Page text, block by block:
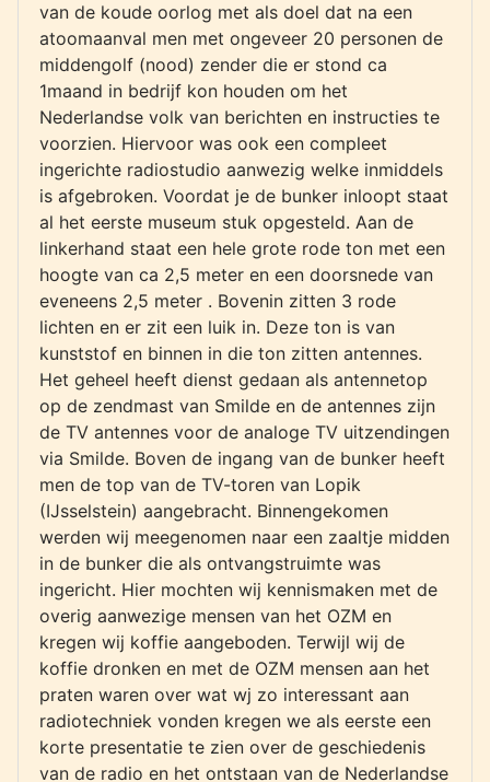
van de koude oorlog met als doel dat na een
atoomaanval men met ongeveer 20 personen de
middengolf (nood) zender die er stond ca
1maand in bedrijf kon houden om het
Nederlandse volk van berichten en instructies te
voorzien. Hiervoor was ook een compleet
ingerichte radiostudio aanwezig welke inmiddels
is afgebroken. Voordat je de bunker inloopt staat
al het eerste museum stuk opgesteld. Aan de
linkerhand staat een hele grote rode ton met een
hoogte van ca 2,5 meter en een doorsnede van
eveneens 2,5 meter . Bovenin zitten 3 rode
lichten en er zit een luik in. Deze ton is van
kunststof en binnen in die ton zitten antennes.
Het geheel heeft dienst gedaan als antennetop
op de zendmast van Smilde en de antennes zijn
de TV antennes voor de analoge TV uitzendingen
via Smilde. Boven de ingang van de bunker heeft
men de top van de TV-toren van Lopik
(IJsselstein) aangebracht. Binnengekomen
werden wij meegenomen naar een zaaltje midden
in de bunker die als ontvangstruimte was
ingericht. Hier mochten wij kennismaken met de
overig aanwezige mensen van het OZM en
kregen wij koffie aangeboden. Terwijl wij de
koffie dronken en met de OZM mensen aan het
praten waren over wat wj zo interessant aan
radiotechniek vonden kregen we als eerste een
korte presentatie te zien over de geschiedenis
van de radio en het ontstaan van de Nederlandse